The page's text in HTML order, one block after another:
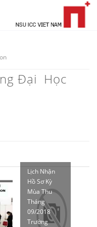
Đại Học
Lịch Nhận
Hồ Sơ Kỳ
Mùa Thu
Tháng
09/2018
Trường